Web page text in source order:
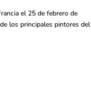
el 25 de febrero de
los principales pintores del